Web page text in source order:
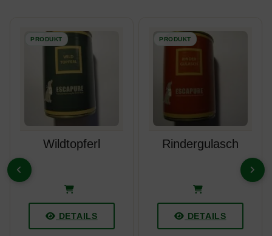
ZURÜCK
Wildtopferl
DETAILS
Rindergulasch
DETAILS
VOR